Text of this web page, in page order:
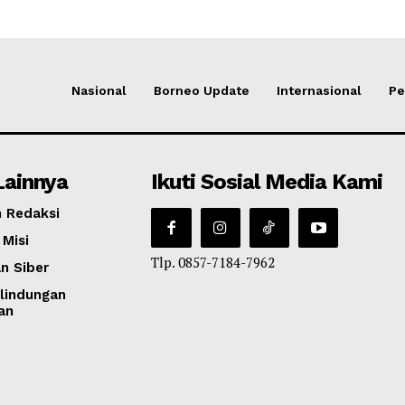
Nasional Borneo Update Internasional
Redaksi
Siber
Ikuti Sosial Media Kami
Tlp. 0857-7184-7962